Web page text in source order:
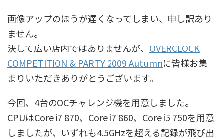
画像アップのほうが遅くなってしまい、申し訳あり
ません。
決して広い店内ではありませんが、 OVERCLOCK
COMPETITION & PARTY 2009 Autumnに皆様お集
まりいただきありがとうございます。
今回、4台のOCチャレンジ機を用意しました。
CPUはCore i7 870、Core i7 860、Core i5 750を用意
しましたが、いずれも4.5GHzを超える記録が飛び出